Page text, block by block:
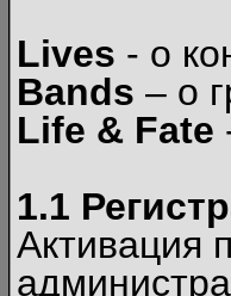
Lives - о
Bands – о
Life & Fate
1.1
Активация